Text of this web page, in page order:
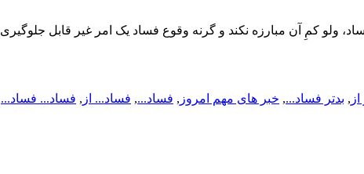
ولو کمِ آن مبارزه نکند و گرنه وقوع فساد یک امر غیر قابل
, بدتر فساد..., خبر های مهم امروز , فساد..., فساد... از , فساد... فساد...